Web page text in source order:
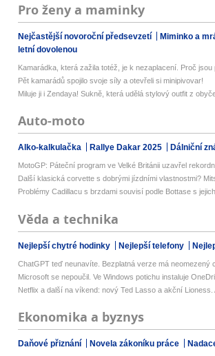
Pro ženy a maminky
Nejčastější novoroční předsevzetí Miminko a
letní dovolenou
Kamarádka, která zažila totéž, je k nezaplacení. Proč jsou
Pět kamarádů spojilo svoje síly a otevřeli si minipivovar!
Miluje ji i Zendaya! Sukně, která udělá stylový outfit z
Auto-moto
Alko-kalkulačka Rallye Dakar 2025 Dálniční
MotoGP: Páteční program ve Velké Británii uzavřel
Další klasická corvette s dobrými jízdními vlastnostmi?
Problémy Cadillacu s brzdami souvisí podle Bottase s
Věda a technika
Nejlepší chytré hodinky Nejlepší telefony
ChatGPT teď neunavíte. Bezplatná verze má neomezený
Microsoft se nepoučil. Ve Windows potichu instaluje
Netflix a další na víkend: nový Ted Lasso a akční Lioness.
Ekonomika a byznys
Daňové přiznání Novela zákoníku práce